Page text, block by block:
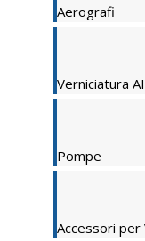
Aerografi
Verniciatura
Pompe
Accessori per